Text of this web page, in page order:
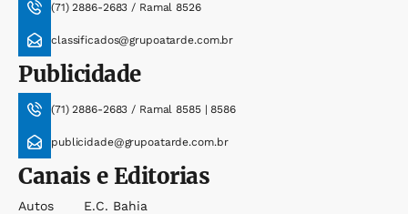
(71) 2886-2683 / Ramal 8526
classificados@grupoatarde.com.br
Publicidade
(71) 2886-2683 / Ramal 8585 | 8586
publicidade@grupoatarde.com.br
Canais e Editorias
Autos
E.c. Bahia